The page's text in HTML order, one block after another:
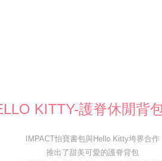
KITTY-護脊休閒背
IMPACT怡寶書包與Hello Kitty垮界合作
推出了甜美可愛的護脊背包